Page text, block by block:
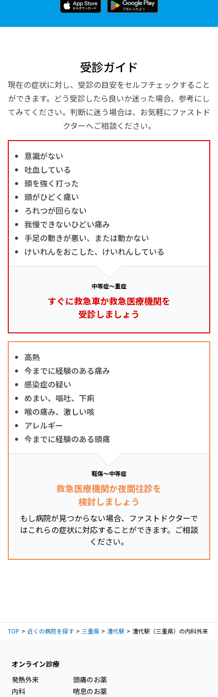
受診ガイド
現在の症状に対し、受診の目安をセルフチェックすること
ができます。どう受診したら良いか迷った場合、参考にし
てみてください。判断に迷う場合は、お気軽にファストド
クターへご相談ください。
意識がない
吐血している
頭を強く打った
頭がひどく痛い
ろれつが回らない
我慢できないひどい痛み
手足の動きが悪い、または動かない
けいれんをおこした、けいれんしている
中等症～重症
すぐに救急車か救急医療機関を
受診しましょう
高熱
今までに経験のある痛み
感染症の疑い
めまい、嘔吐、下痢
喉の痛み、激しい咳
アレルギー
今までに経験のある頭痛
軽傷～中等症
救急医療機関か夜間往診を
検討しましょう
もし病院が見つからない場合、ファストドクターで
はこれらの症状に対応することができます。ご相談
ください。
TOP 近くの病院を探す 三重県 漕代駅 漕代駅（三重県）の内科外来
オンライン診療
発熱外来
内科
頭痛のお薬
喘息のお薬